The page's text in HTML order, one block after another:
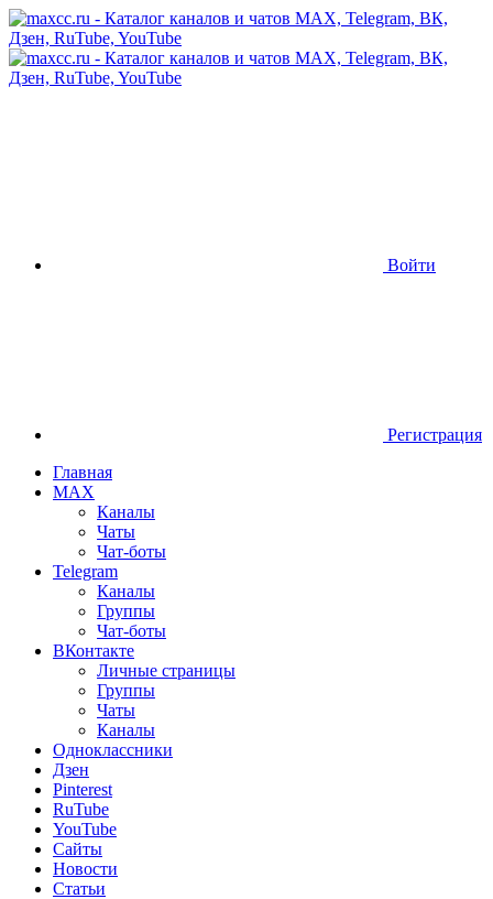
Войти
Регистрация
Главная
MAX
Каналы
Чаты
Чат-боты
Telegram
Каналы
Группы
Чат-боты
ВКонтакте
Личные страницы
Группы
Чаты
Каналы
Одноклассники
Дзен
Pinterest
RuTube
YouTube
Сайты
Новости
Статьи